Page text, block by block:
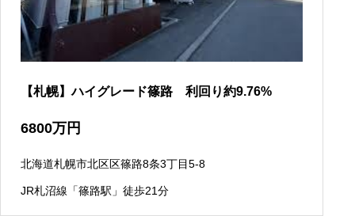
【札幌】ハイグレード篠路 利回り約9.76%
6800万円
北海道札幌市北区区篠路8条3丁目5-8
JR札沼線「篠路駅」徒歩21分